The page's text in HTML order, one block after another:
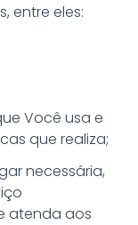
entre eles:
Você usa e
que realiza;
necessária,
atenda aos